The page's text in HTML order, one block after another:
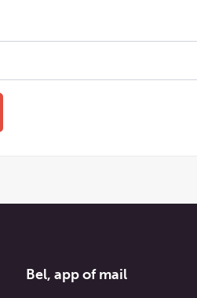
Bel, app of mail